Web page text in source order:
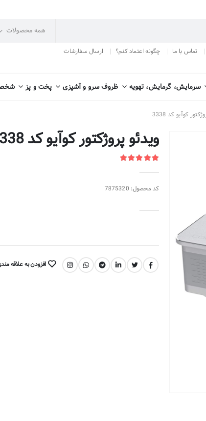
تماس با ما چگونه اعتماد کنم؟ ارسال سفارشات
سرمایش، گرمایش، تهویه ظروف سرو و آشپزی پخت و پز
کوآیو کد 3338
ویدئو پروژکتور کوآیو کد 3338
کد محصول: 7875320
اشتراک گذاری: افزودن به علاقه